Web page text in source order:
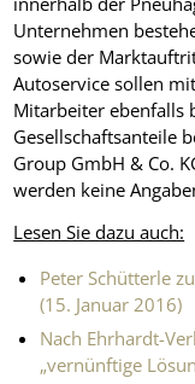
Unternehmen
sowie der
Autoservice sollen
Mitarbeiter ebenfalls
Gesellschaftsanteile
Group GmbH & Co.
werden keine
Lesen Sie dazu auch:
Peter Schütterle
(15. Januar 2016)
Nach Ehrhardt-
„vernünftige